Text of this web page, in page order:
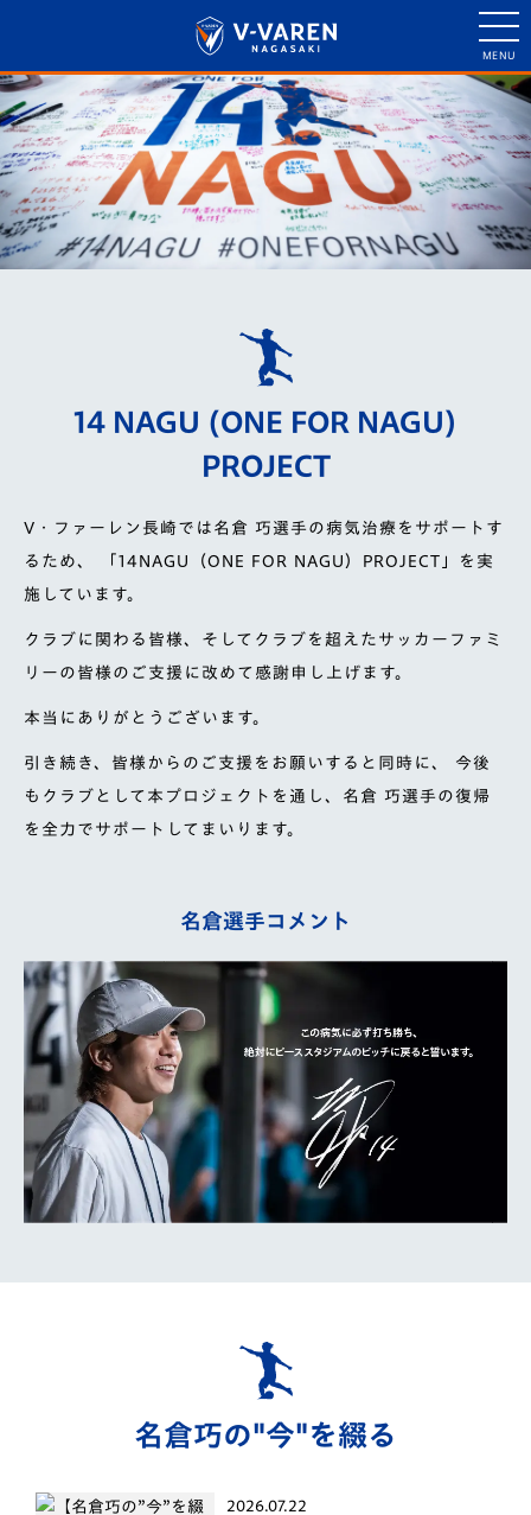
14 NAGU (ONE FOR NAGU)
PROJECT
V・ファーレン長崎では名倉 巧選⼿の病気治療をサポートす
るため、
「14NAGU（ONE FOR NAGU）PROJECT」を実
施しています。
クラブに関わる皆様、そしてクラブを超えたサッカーファミ
リーの皆様のご支援に改めて感謝申し上げます。
本当にありがとうございます。
引き続き、皆様からのご支援をお願いすると同時に、
今後
もクラブとして本プロジェクトを通し、名倉 巧選⼿の復帰
を全⼒でサポートしてまいります。
名倉選手コメント
名倉巧の"今"を綴る
2026.07.22